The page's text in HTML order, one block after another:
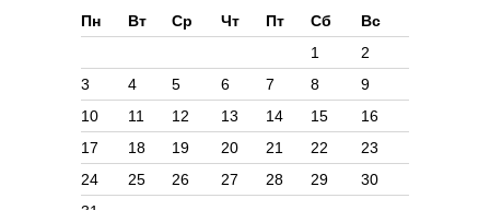
Пн
Вт Ср Чт Пт Сб Вс
1
2
3
4 5 6 7 8
9
10
11 12 13 14 15
16
17
18 19 20 21 22
23
24
25 26 27 28 29
30